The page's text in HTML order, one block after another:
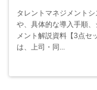
タレントマネジメント
や、具体的な導入手順
メント解説資料【3点セ
は、上司・同...